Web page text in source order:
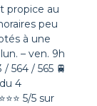
propice au
peu
à une
lun. – ven. 9h
564 / 565 🚆
4
5/5 sur